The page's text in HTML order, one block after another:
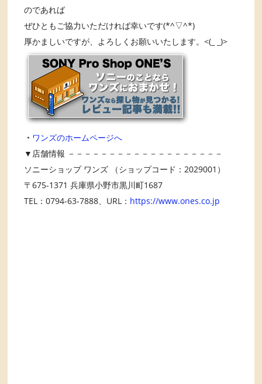
のであれば
ぜひともご協力いただければ幸いです(*^▽^*)
厚かましいですが、よろしくお願いいたします。<(_ _)>
・ ワンズのホームページへ
▼店舗情報 －－－－－－－－－－－－－－－－－－－
ソニーショップ ワンズ （ショップコード：2029001）
〒675-1371 兵庫県小野市黒川町1687
TEL：0794-63-7888、URL： https://www.ones.co.jp